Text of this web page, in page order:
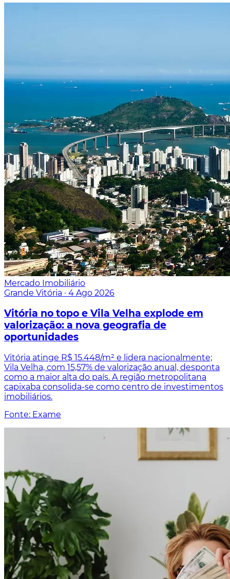
Mercado Imobiliário
Grande Vitória · 4 Ago 2026
Vitória no topo e Vila Velha explode em
valorização: a nova geografia de
oportunidades
Vitória atinge R$ 15.448/m² e lidera nacionalmente;
Vila Velha, com 15,57% de valorização anual, desponta
como a maior alta do país. A região metropolitana
capixaba consolida-se como centro de investimentos
imobiliários.
Fonte: Exame